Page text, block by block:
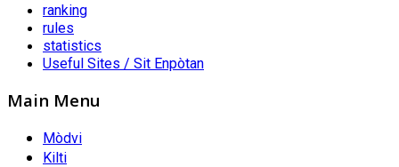
ranking
rules
statistics
Useful Sites / Sit Enpòtan
Main Menu
Mòdvi
Kilti